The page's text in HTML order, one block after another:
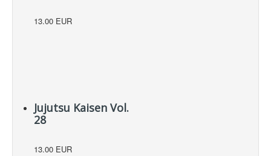
13.00 EUR
Jujutsu Kaisen Vol.
28
13.00 EUR